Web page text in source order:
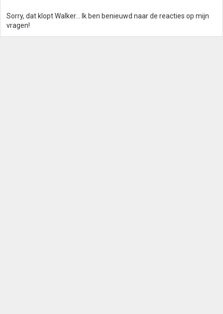
Sorry, dat klopt Walker... Ik ben benieuwd naar de reacties op mijn
vragen!